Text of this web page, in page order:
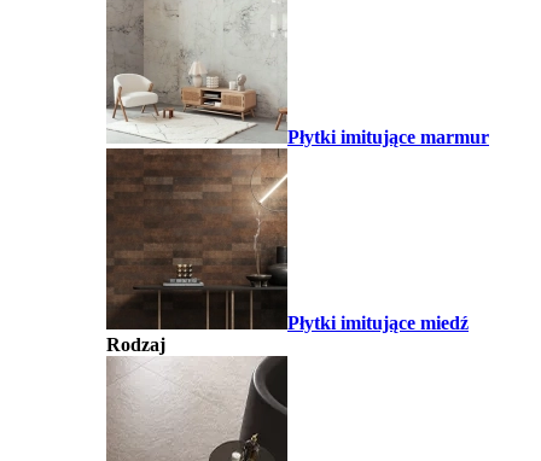
Płytki imitujące marmur
Płytki imitujące miedź
Rodzaj